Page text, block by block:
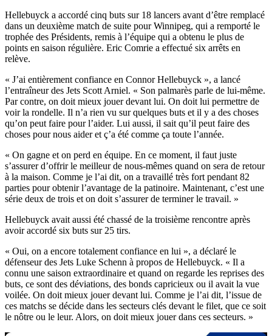
Hellebuyck a accordé cinq buts sur 18 lancers avant d’être remplacé
dans un deuxième match de suite pour Winnipeg, qui a remporté le
trophée des Présidents, remis à l’équipe qui a obtenu le plus de
points en saison régulière. Eric Comrie a effectué six arrêts en
relève.
« J’ai entièrement confiance en Connor Hellebuyck », a lancé
l’entraîneur des Jets Scott Arniel. « Son palmarès parle de lui-même.
Par contre, on doit mieux jouer devant lui. On doit lui permettre de
voir la rondelle. Il n’a rien vu sur quelques buts et il y a des choses
qu’on peut faire pour l’aider. Lui aussi, il sait qu’il peut faire des
choses pour nous aider et ç’a été comme ça toute l’année.
« On gagne et on perd en équipe. En ce moment, il faut juste
s’assurer d’offrir le meilleur de nous-mêmes quand on sera de retour
à la maison. Comme je l’ai dit, on a travaillé très fort pendant 82
parties pour obtenir l’avantage de la patinoire. Maintenant, c’est une
série deux de trois et on doit s’assurer de terminer le travail. »
Hellebuyck avait aussi été chassé de la troisième rencontre après
avoir accordé six buts sur 25 tirs.
« Oui, on a encore totalement confiance en lui », a déclaré le
défenseur des Jets Luke Schenn à propos de Hellebuyck. « Il a
connu une saison extraordinaire et quand on regarde les reprises des
buts, ce sont des déviations, des bonds capricieux ou il avait la vue
voilée. On doit mieux jouer devant lui. Comme je l’ai dit, l’issue de
ces matchs se décide dans les secteurs clés devant le filet, que ce soit
le nôtre ou le leur. Alors, on doit mieux jouer dans ces secteurs. »